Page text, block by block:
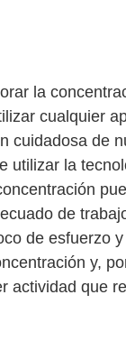
la
cualquier
cuidadosa de
utilizar la
de
de esfuerzo
y,
actividad que